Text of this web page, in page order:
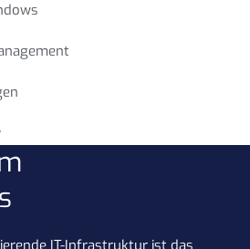
IT-Infrastruktur ist das